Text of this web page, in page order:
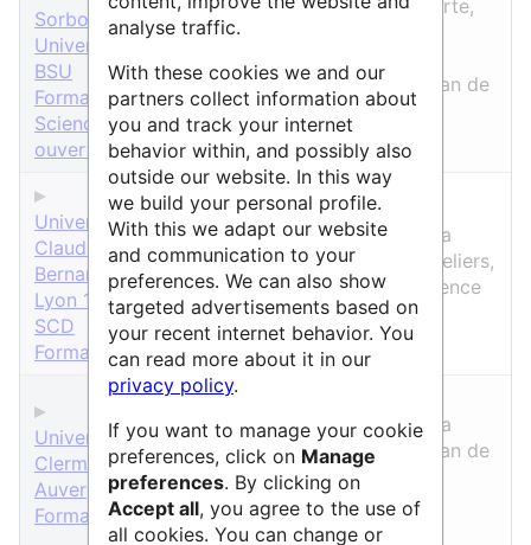
Sorbonne
Université :
BSU
Formation
Science
ouverte
Sciences
Humaines &
Sciences &
Technologies,
Vie & Santé
Science ouverte,
recherche, Plan de
gestion de
données
Université
Claude
Bernard
Lyon 1 :
SCD
Formation
Sciences
Humaines &
Sociales,
Sciences &
Technologies,
Vie & Santé
Données de la
recherche, Ateliers,
Tutoriels, Science
ouverte
Université
Clermont
Auvergne :
Formations
Sciences
Humaines &
Sociales,
Sciences &
Technologies,
Vie & Santé
Données de la
recherche, Plan de
gestion de
données
analyse traffic.
With these cookies we and our
partners collect information about
you and track your internet
behavior within, and possibly also
outside our website. In this way
we build your personal profile.
With this we adapt our website
and communication to your
preferences. We can also show
targeted advertisements based on
your recent internet behavior. You
can read more about it in our
privacy policy.
If you want to manage your cookie
preferences, click on Manage
preferences. By clicking on
Accept all, you agree to the use of
all cookies. You can change or